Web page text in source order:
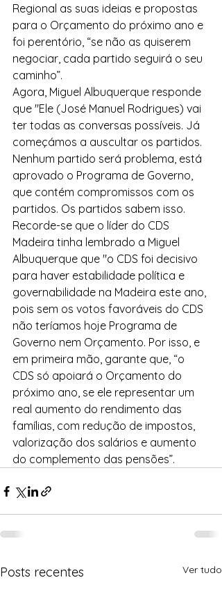
Regional as suas ideias e propostas
para o Orçamento do próximo ano e
foi perentório, “se não as quiserem
negociar, cada partido seguirá o seu
caminho”.
Agora, Miguel Albuquerque responde
que "Ele (José Manuel Rodrigues) vai
ter todas as conversas possíveis. Já
começámos a auscultar os partidos.
Nenhum partido será problema, está
aprovado o Programa de Governo,
que contém compromissos com os
partidos. Os partidos sabem isso.
Recorde-se que o líder do CDS
Madeira tinha lembrado a Miguel
Albuquerque que "o CDS foi decisivo
para haver estabilidade política e
governabilidade na Madeira este ano,
pois sem os votos favoráveis do CDS
não teríamos hoje Programa de
Governo nem Orçamento. Por isso, e
em primeira mão, garante que, “o
CDS só apoiará o Orçamento do
próximo ano, se ele representar um
real aumento do rendimento das
famílias, com redução de impostos,
valorização dos salários e aumento
do complemento das pensões”.
Posts recentes Ver tudo